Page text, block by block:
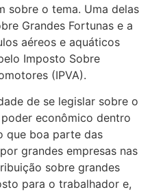
sobre o tema. Uma delas
Grandes Fortunas e a
aéreos e aquáticos
Imposto Sobre
(IPVA).
de se legislar sobre o
econômico dentro
que boa parte das
grandes empresas nas
sobre grandes
para o trabalhador e,